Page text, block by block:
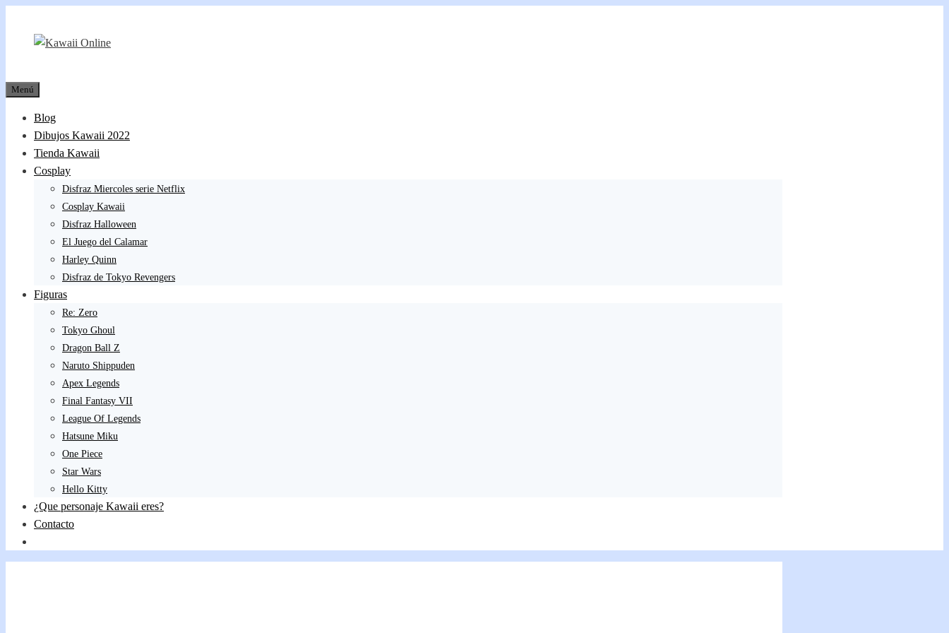
contenido
Menú
Blog
Dibujos Kawaii 2022
Tienda Kawaii
Cosplay
Disfraz Miercoles serie Netflix
Cosplay Kawaii
Disfraz Halloween
El Juego del Calamar
Harley Quinn
Disfraz de Tokyo Revengers
Figuras
Re: Zero
Tokyo Ghoul
Dragon Ball Z
Naruto Shippuden
Apex Legends
Final Fantasy VII
League Of Legends
Hatsune Miku
One Piece
Star Wars
Hello Kitty
¿Que personaje Kawaii eres?
Contacto